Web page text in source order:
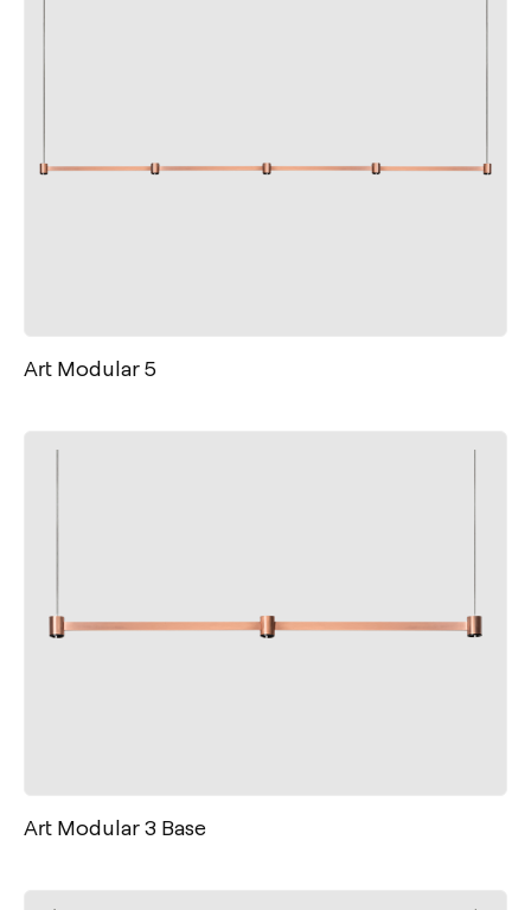
Art Modular 5
Art Modular 3 Base